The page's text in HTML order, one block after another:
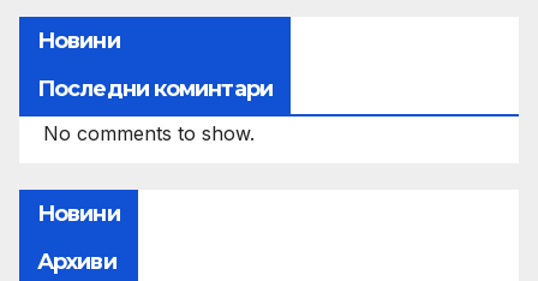
Новини
Последни коминтари
No comments to show.
Новини
Архиви